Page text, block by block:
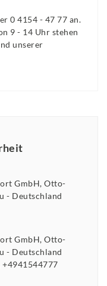
0 4154 - 47 77 an.
9 - 14 Uhr stehen
unserer
GmbH Otto-
Deutschland
GmbH Otto-
Deutschland
+4941544777